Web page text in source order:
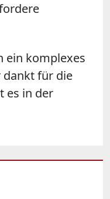
ein komplexes
dankt für die
es in der